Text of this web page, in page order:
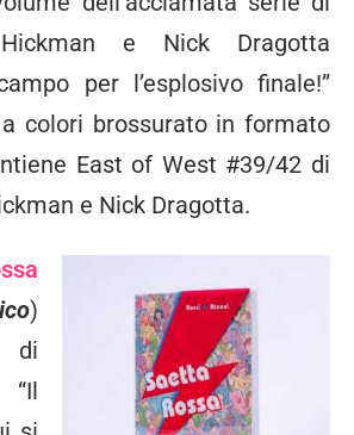
e Nick Dragotta
per l’esplosivo finale!”
colori brossurato in formato
East of West #39/42 di
e Nick Dragotta.
)
di